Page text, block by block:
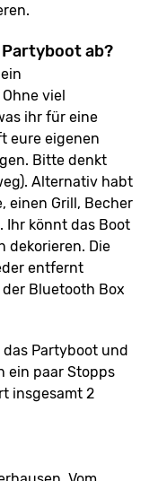
ab?
viel
ihr für eine
eure eigenen
Bitte denkt
Alternativ habt
einen Grill, Becher
Ihr könnt das Boot
dekorieren. Die
entfernt
Bluetooth Box
Partyboot und
ein paar Stopps
insgesamt 2